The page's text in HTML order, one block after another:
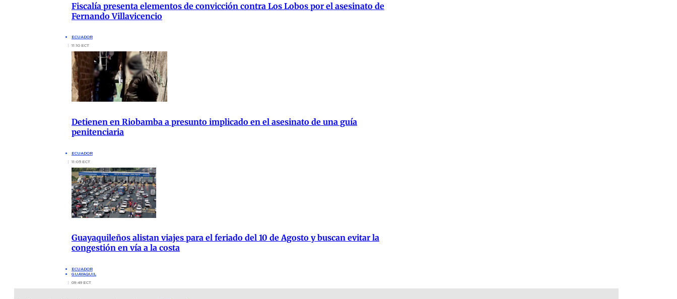
Fiscalía presenta elementos de convicción contra Los Lobos por el asesinato de
Fernando Villavicencio
ECUADOR
11:10 ECT
Detienen en Riobamba a presunto implicado en el asesinato de una guía
penitenciaria
ECUADOR
11:05 ECT
Guayaquileños alistan viajes para el feriado del 10 de Agosto y buscan evitar la
congestión en vía a la costa
ECUADOR
GUAYAQUIL
09:49 ECT